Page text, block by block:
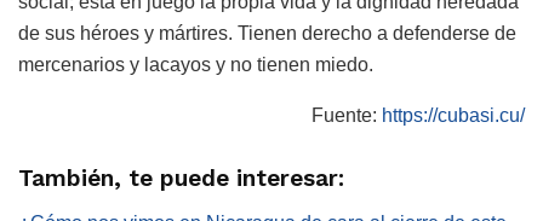
de sus héroes y mártires. Tienen derecho a defenderse de
mercenarios y lacayos y no tienen miedo.
Fuente: https://cubasi.cu/
También, te puede interesar: